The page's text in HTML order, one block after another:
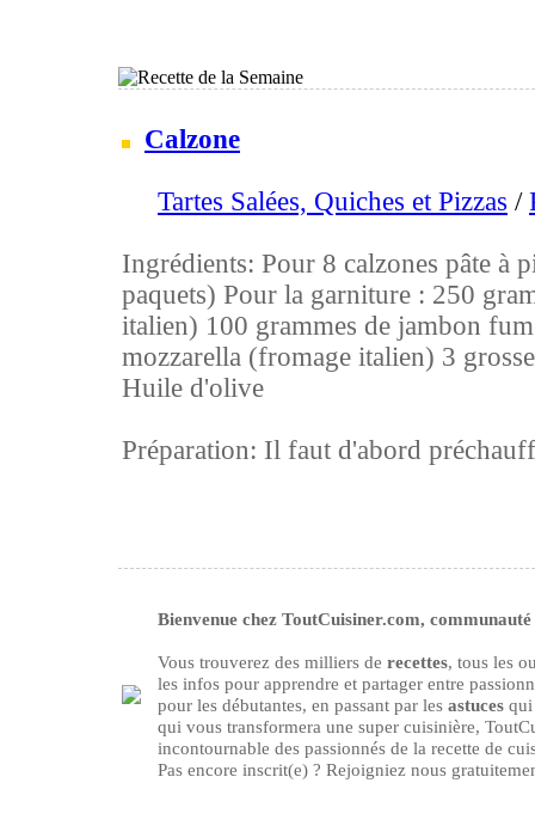
Calzone
Tartes Salées, Quiches et Pizzas /
Ingrédients: Pour 8 calzones pâte à
paquets) Pour la garniture : 250
italien) 100 grammes de jambon
mozzarella (fromage italien) 3
Huile d'olive
Préparation: Il faut d'abord
Bienvenue chez ToutCuisiner.com, communauté
Vous trouverez des milliers de recettes, tous les
les infos pour apprendre et partager entre
pour les débutantes, en passant par les astuces qui
qui vous transformera une super cuisinière,
incontournable des passionnés de la recette de
Pas encore inscrit(e) ? Rejoigniez nous